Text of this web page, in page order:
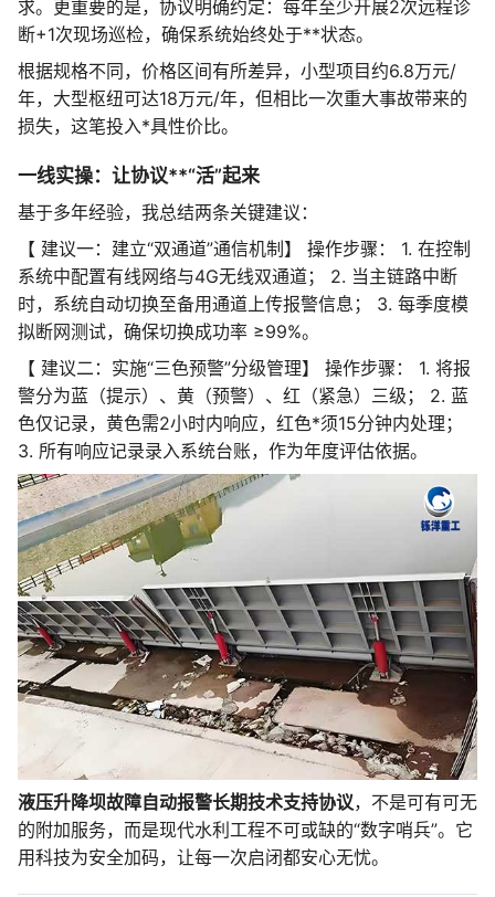
求。更重要的是，协议明确约定：每年至少开展2次远程诊
断+1次现场巡检，确保系统始终处于**状态。
根据规格不同，价格区间有所差异，小型项目约6.8万元/
年，大型枢纽可达18万元/年，但相比一次重大事故带来的
损失，这笔投入*具性价比。
一线实操：让协议**“活”起来
基于多年经验，我总结两条关键建议：
【 建议一：建立“双通道”通信机制】 操作步骤： 1. 在控制
系统中配置有线网络与4G无线双通道； 2. 当主链路中断
时，系统自动切换至备用通道上传报警信息； 3. 每季度模
拟断网测试，确保切换成功率 ≥99%。
【 建议二：实施“三色预警”分级管理】 操作步骤： 1. 将报
警分为蓝（提示）、黄（预警）、红（紧急）三级； 2. 蓝
色仅记录，黄色需2小时内响应，红色*须15分钟内处理；
3. 所有响应记录录入系统台账，作为年度评估依据。
液压升降坝故障自动报警长期技术支持协议，不是可有可无
的附加服务，而是现代水利工程不可或缺的“数字哨兵”。它
用科技为安全加码，让每一次启闭都安心无忧。